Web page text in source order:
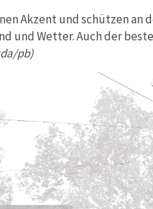
Akzent und schützen an
und Wetter. Auch der
pb)